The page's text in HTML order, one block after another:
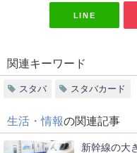
LINE
関連キーワード
スタバ スタバカード
生活・情報の関連記事
新幹線の大